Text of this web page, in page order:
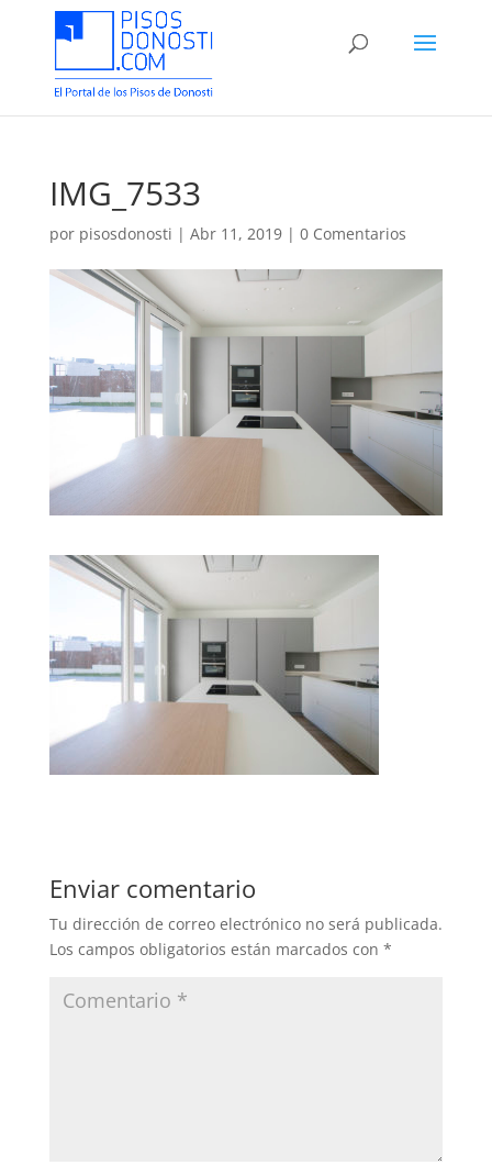
IMG_7533
por pisosdonosti | Abr 11, 2019| 0 Comentarios
Enviar comentario
Tu dirección de correo electrónico no será publicada.
Los campos obligatorios están marcados con *